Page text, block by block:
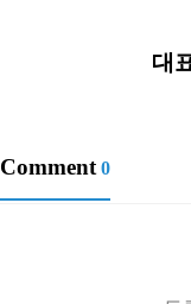
대
Comment 0